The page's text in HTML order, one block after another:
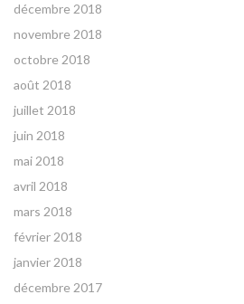
décembre 2018
novembre 2018
octobre 2018
août 2018
juillet 2018
juin 2018
mai 2018
avril 2018
mars 2018
février 2018
janvier 2018
décembre 2017